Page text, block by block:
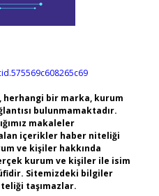
bir marka, kurum
bulunmamaktadır.
makaleler
içerikler haber niteliği
ve kişiler hakkında
kurum ve kişiler ile isim
Sitemizdeki bilgiler
taşımazlar.